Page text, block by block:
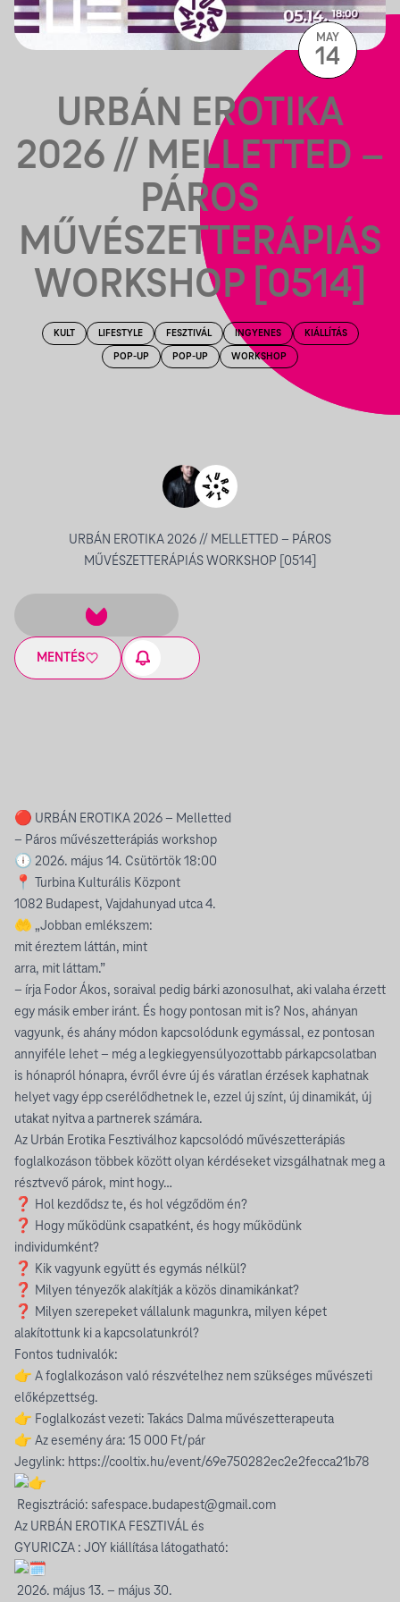
URBÁN EROTIKA
2026 // MELLETTED –
PÁROS
MŰVÉSZETTERÁPIÁS
WORKSHOP [0514]
KULT LIFESTYLE FESZTIVÁL INGYENES KIÁLLÍTÁS
POP-UP POP-UP WORKSHOP
URBÁN EROTIKA 2026 // MELLETTED – PÁROS
MŰVÉSZETTERÁPIÁS WORKSHOP [0514]
MENTÉS
MAY
14
🔴 URBÁN EROTIKA 2026 – Melletted
– Páros művészetterápiás workshop
🕕 2026. május 14. Csütörtök 18:00
📍 Turbina Kulturális Központ
1082 Budapest, Vajdahunyad utca 4.
🤲 „Jobban emlékszem:
mit éreztem láttán, mint
arra, mit láttam.”
– írja Fodor Ákos, soraival pedig bárki azonosulhat, aki valaha érzett
egy másik ember iránt. És hogy pontosan mit is? Nos, ahányan
vagyunk, és ahány módon kapcsolódunk egymással, ez pontosan
annyiféle lehet – még a legkiegyensúlyozottabb párkapcsolatban
is hónapról hónapra, évről évre új és váratlan érzések kaphatnak
helyet vagy épp cserélődhetnek le, ezzel új színt, új dinamikát, új
utakat nyitva a partnerek számára.
Az Urbán Erotika Fesztiválhoz kapcsolódó művészetterápiás
foglalkozáson többek között olyan kérdéseket vizsgálhatnak meg a
résztvevő párok, mint hogy…
❓ Hol kezdődsz te, és hol végződöm én?
❓ Hogy működünk csapatként, és hogy működünk
individumként?
❓ Kik vagyunk együtt és egymás nélkül?
❓ Milyen tényezők alakítják a közös dinamikánkat?
❓ Milyen szerepeket vállalunk magunkra, milyen képet
alakítottunk ki a kapcsolatunkról?
Fontos tudnivalók:
👉 A foglalkozáson való részvételhez nem szükséges művészeti
előképzettség.
👉 Foglalkozást vezeti: Takács Dalma művészetterapeuta
👉 Az esemény ára: 15 000 Ft/pár
Jegylink: https://cooltix.hu/event/69e750282ec2e2fecca21b78
Regisztráció: safespace.budapest@gmail.com
Az URBÁN EROTIKA FESZTIVÁL és
GYURICZA : JOY kiállítása látogatható:
2026. május 13. – május 30.